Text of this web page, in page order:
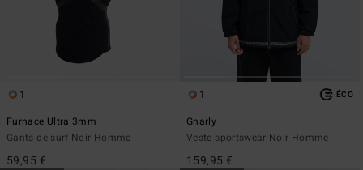
1
Furnace Ultra 3mm
Gants de surf Noir Homme
59,95 €
1 ÉCO
Gnarly
Veste sportswear Noir Homme
159,95 €